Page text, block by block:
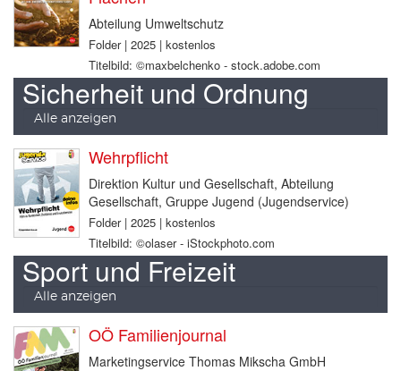
Abteilung Umweltschutz
Folder | 2025 | kostenlos
Titelbild: ©maxbelchenko - stock.adobe.com
Sicherheit und Ordnung
Alle anzeigen
Wehrpflicht
Direktion Kultur und Gesellschaft, Abteilung
Gesellschaft, Gruppe Jugend (Jugendservice)
Folder | 2025 | kostenlos
Titelbild: ©olaser - iStockphoto.com
Sport und Freizeit
Alle anzeigen
OÖ Familienjournal
Marketingservice Thomas Mikscha GmbH